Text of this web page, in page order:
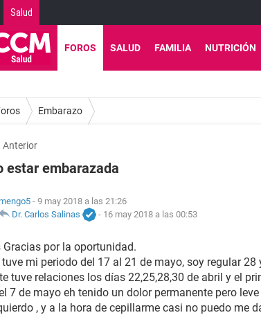
Salud
FOROS SALUD FAMILIA NUTRICIÓN
Embarazo
Anterior
estar embarazada
- 9 may 2018 a las 21:26
Dr. Carlos Salinas
- 16 may 2018 a las 00:53
Gracias por la oportunidad.
mi periodo del 17 al 21 de mayo, soy regular 28
tuve relaciones los días 22,25,28,30 de abril y el
7 de mayo eh tenido un dolor permanente pero
, y a la hora de cepillarme casi no puedo me